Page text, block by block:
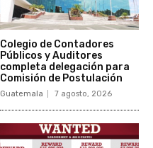
Colegio de Contadores
Públicos y Auditores
completa delegación para
Comisión de Postulación
Guatemala 7 agosto, 2026